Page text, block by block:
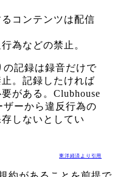
コンテンツは配信
為などの禁止。
の記録は録音だけで
。記録したければ
がある。Clubhouse
ーから違反行為の
しないとしてい
東洋経済より引用